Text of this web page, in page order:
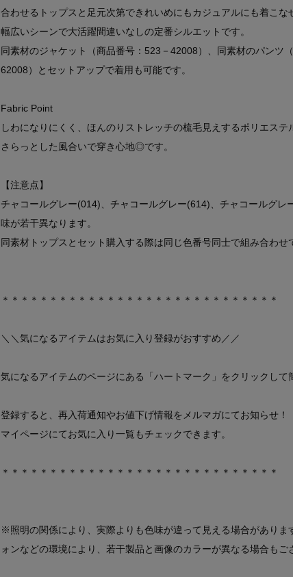
合わせるトップスと足元次第できれいめにもカジュアルにも着こな
幅広いシーンで大活躍間違いなしの定番シルエットです。
同素材のジャケット（商品番号：523－42008）、同素材のパンツ
62008）とセットアップで着用も可能です。
Fabric Point
しわになりにくく、ほんのりストレッチの梳毛見えするポリエステ
さらっとした風合いで穿き心地◎です。
【注意点】
チャコールグレー(014)、チャコールグレー(614)、チャコールグレ
味が若干異なります。
同素材トップスとセット購入する際は同じ色番号同士で組み合わせ
＊＊＊＊＊＊＊＊＊＊＊＊＊＊＊＊＊＊＊＊＊＊＊＊＊＊＊＊＊
＼＼気になるアイテムはお気に入り登録がおすすめ／／
気になるアイテムのページにある「ハートマーク」をクリックして
登録すると、再入荷通知やお値下げ情報をメルマガにてお知らせ！
マイページにてお気に入り一覧もチェックできます。
＊＊＊＊＊＊＊＊＊＊＊＊＊＊＊＊＊＊＊＊＊＊＊＊＊＊＊＊＊
※照明の関係により、実際よりも色味が違って見える場合がありま
ォンなどの環境により、若干製品と画像のカラーが異なる場合もご